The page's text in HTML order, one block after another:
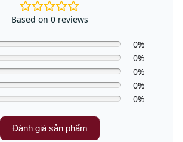
Based on 0 reviews
0%
0%
0%
0%
0%
Đánh giá sản phẩm